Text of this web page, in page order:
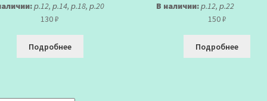
р.12, р.14, р.18, р.20
130₽
Подробнее
В наличии:р.12, р.22
150₽
Подробнее